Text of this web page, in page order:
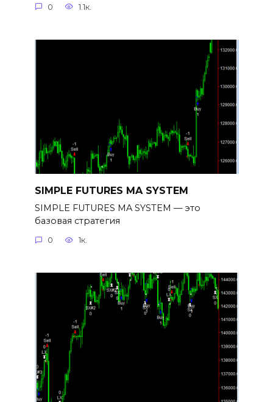
0 1.1к.
SIMPLE FUTURES MA SYSTEM
SIMPLE FUTURES MA SYSTEM — это
базовая стратегия
0 1к.